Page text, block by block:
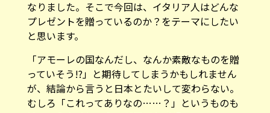
なりました。そこで今回は、イタリア人はどんな
プレゼントを贈っているのか？をテーマにしたい
と思います。
「アモーレの国なんだし、なんか素敵なものを贈
っていそう!?」と期待してしまうかもしれません
が、結論から言うと日本とたいして変わらない。
むしろ「これってありなの……？」というものも